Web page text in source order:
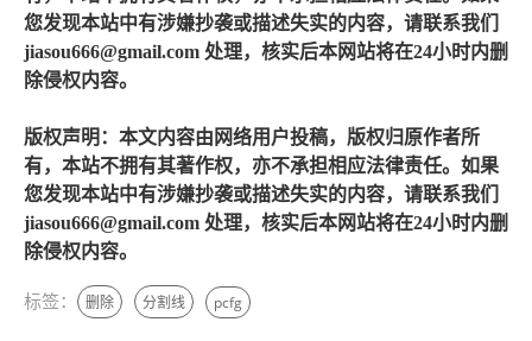
您发现本站中有涉嫌抄袭或描述失实的内容，请联系我们
jiasou666@gmail.com 处理，核实后本网站将在24小时内删
除侵权内容。
版权声明：本文内容由网络用户投稿，版权归原作者所
有，本站不拥有其著作权，亦不承担相应法律责任。如果
您发现本站中有涉嫌抄袭或描述失实的内容，请联系我们
jiasou666@gmail.com 处理，核实后本网站将在24小时内删
除侵权内容。
标签： 删除 分割线 pcfg